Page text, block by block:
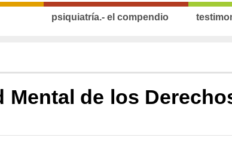
psiquiatría.- el compendio
Mental de los